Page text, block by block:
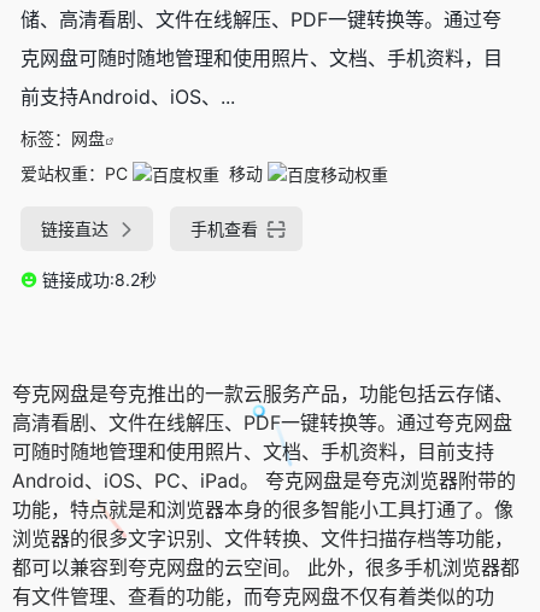
储、高清看剧、文件在线解压、PDF一键转换等。通过夸
克网盘可随时随地管理和使用照片、文档、手机资料，目
前支持Android、iOS、...
标签： 网盘
爱站权重： PC 移动
链接直达 手机查看
链接成功:8.2秒
夸克网盘是夸克推出的一款云服务产品，功能包括云存储、
高清看剧、文件在线解压、PDF一键转换等。通过夸克网盘
可随时随地管理和使用照片、文档、手机资料，目前支持
Android、iOS、PC、iPad。 夸克网盘是夸克浏览器附带的
功能，特点就是和浏览器本身的很多智能小工具打通了。像
浏览器的很多文字识别、文件转换、文件扫描存档等功能，
都可以兼容到夸克网盘的云空间。 此外，很多手机浏览器都
有文件管理、查看的功能，而夸克网盘不仅有着类似的功